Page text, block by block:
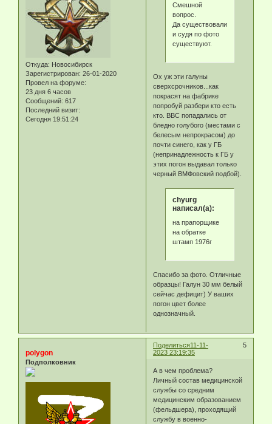
Откуда: Новосибирск
Зарегистрирован: 26-01-2020
Провел на форуме:
23 дня 6 часов
Сообщений: 617
Последний визит:
Сегодня 19:51:24
Смешной
вопрос.
Да существовали
и судя по фото
существуют.
Ох уж эти галуны
сверхсрочников...как
покрасят на фабрике
попробуй разбери кто есть
кто. ВВС попадались от
бледно голубого (местами с
белесым непрокрасом) до
почти синего, как у ГБ
(непринадлежность к ГБ у
этих погон выдавал только
черный ВМФовский подбой).
chyurg
написал(а):
на прапорщике
на обратке
штамп 1976г
Спасибо за фото. Отличные
образцы! Галун 30 мм белый
сейчас дефицит) У ваших
погон цвет более
однозначный.
Поделиться 5
11-11-
2023 23:19:35
polygon
Подполковник
А в чем проблема?
Личный состав медицинской
службы со средним
медицинским образованием
(фельдшера), проходящий
службу в военно-